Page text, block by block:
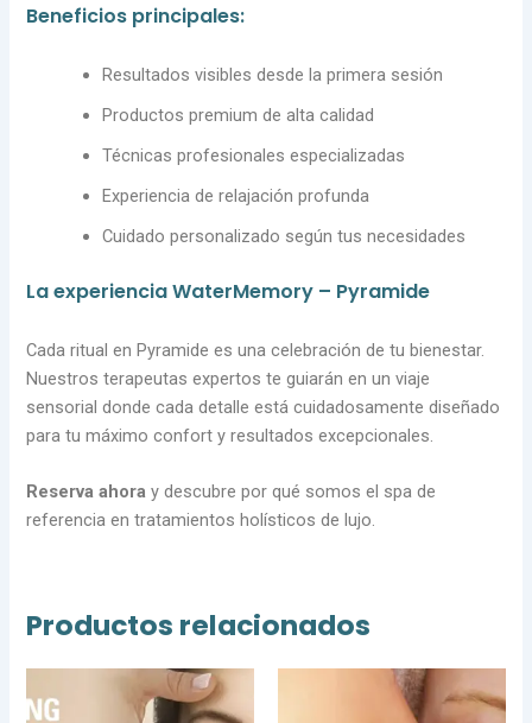
Beneficios principales:
Resultados visibles desde la primera sesión
Productos premium de alta calidad
Técnicas profesionales especializadas
Experiencia de relajación profunda
Cuidado personalizado según tus necesidades
La experiencia WaterMemory – Pyramide
Cada ritual en Pyramide es una celebración de tu bienestar.
Nuestros terapeutas expertos te guiarán en un viaje
sensorial donde cada detalle está cuidadosamente diseñado
para tu máximo confort y resultados excepcionales.
Reserva ahora y descubre por qué somos el spa de
referencia en tratamientos holísticos de lujo.
Productos relacionados